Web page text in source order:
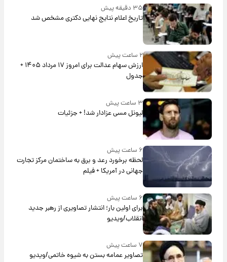
۳۵ دقیقه پیش
تاریخ اعلام نتایج نهایی دکتری مشخص شد
۲ ساعت پیش
ارزش سهام عدالت برای امروز ۱۷ مرداد ۱۴۰۵ +
جدول
۳ ساعت پیش
لیونل مسی عزادار شد! + جزئیات
۶ ساعت پیش
لحظه برخورد رعد و برق به ساختمان مرکز تجارت
جهانی در آمریکا + فیلم
۶ ساعت پیش
برای اولین بار؛ انتشار تصاویری از رهبر جدید
انقلاب/ویدیو
۷ ساعت پیش
تصاویر عمامه بستن به شیوه خاتمی/ویدیو